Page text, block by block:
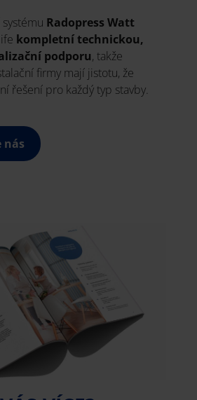
Radopress Watt
kompletní technickou,
podporu, takže
firmy mají jistotu, že
řešení pro každý typ stavby.
nás